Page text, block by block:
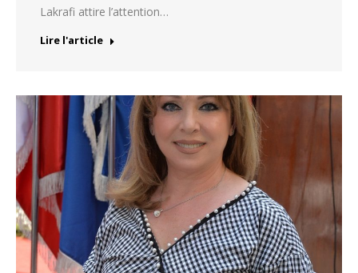
Lakrafi attire l’attention…
Lire l'article